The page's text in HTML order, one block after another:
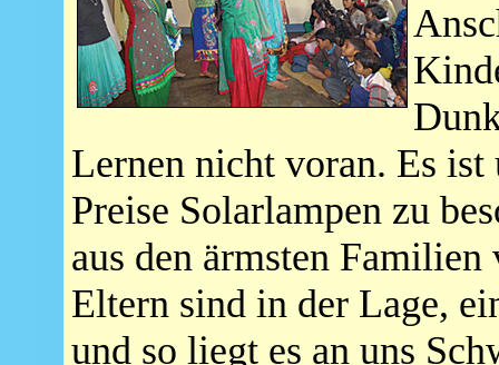
Lernen nicht voran. Es ist
Preise Solarlampen zu
aus den ärmsten
Eltern sind in der Lage,
und so liegt es an uns